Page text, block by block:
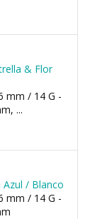
& Flor
mm / 14 G -
...
Azul / Blanco
mm / 14 G -